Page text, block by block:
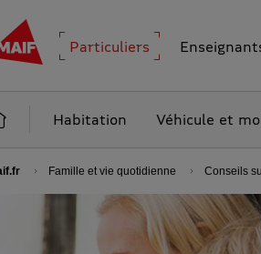
- Allez à l'accueil de maif.fr
Particuliers
Particuliers
Habitation Véhicule et
Famille et vie quotidienne Conseils